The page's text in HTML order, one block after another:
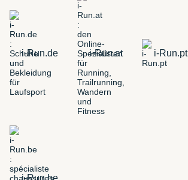
i-Run.de i-Run.at i-Run.pt